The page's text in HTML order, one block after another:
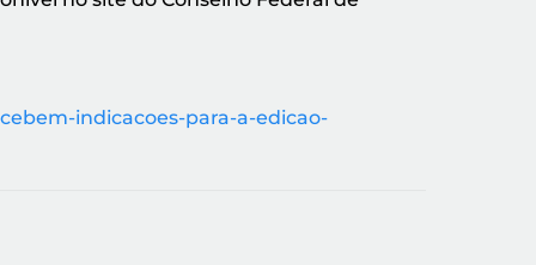
indicacoes-para-a-edicao-